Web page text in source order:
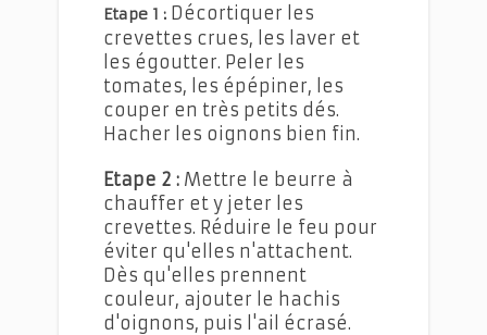
Etape 1 : Décortiquer les
crevettes crues, les laver et
les égoutter. Peler les
tomates, les épépiner, les
couper en très petits dés.
Hacher les oignons bien fin.
Etape 2 : Mettre le beurre à
chauffer et y jeter les
crevettes. Réduire le feu pour
éviter qu'elles n'attachent.
Dès qu'elles prennent
couleur, ajouter le hachis
d'oignons, puis l'ail écrasé.